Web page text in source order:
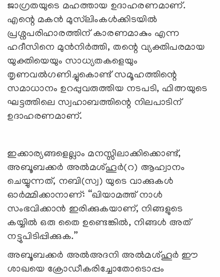
ജാഗ്രതയുടെ മഹത്തായ ഉദാഹരണമാണ്.
എന്റെ മകൻ മുസ്‍ലിംകൾക്കിടയിൽ
പ്രശ്നപരിഹാരത്തിന് കാരണമാകും എന്ന
ഹദീസിനെ മുൻനിർത്തി, തന്റെ വ്യക്തിപരമായ
യുക്തിയെയും സാധ്യതകളെയും
തൃണവൽഗണിച്ചുകൊണ്ട് സമൂഹത്തിന്റെ
സമാധാനം ഉറപ്പുവരുത്തിയ നടപടി, ഫിത്നയുടെ
ഘട്ടത്തിലെ സ്വഹാബത്തിന്റെ നിലപാടിന്
ഉദാഹരണമാണ്.
ഇക്കാര്യങ്ങളെല്ലാം മനസ്സിലാക്കിക്കൊണ്ട്,
അബൂബക്കർ അൽമശ്ഹൂർ(റ) ആഹ്വാനം
ചെയ്യുന്നത്, നബി(സ്വ) യുടെ വാക്കുകൾ
ഓർമ്മിക്കാനാണ്: “ഖിയാമത്ത് നാൾ
സംഭവിക്കാൻ ഇരിക്കുകയാണ്, നിങ്ങളുടെ
കയ്യിൽ ഒരു തൈ ഉണ്ടെങ്കിൽ, നിങ്ങൾ അത്
നട്ടുപിടിപ്പിക്കുക.”
അബൂബക്കർ അൽഅദനി അൽമശ്ഹൂർ ഈ
ശാഖയെ ക്രോഡീകരിച്ചോതോടൊപ്പം